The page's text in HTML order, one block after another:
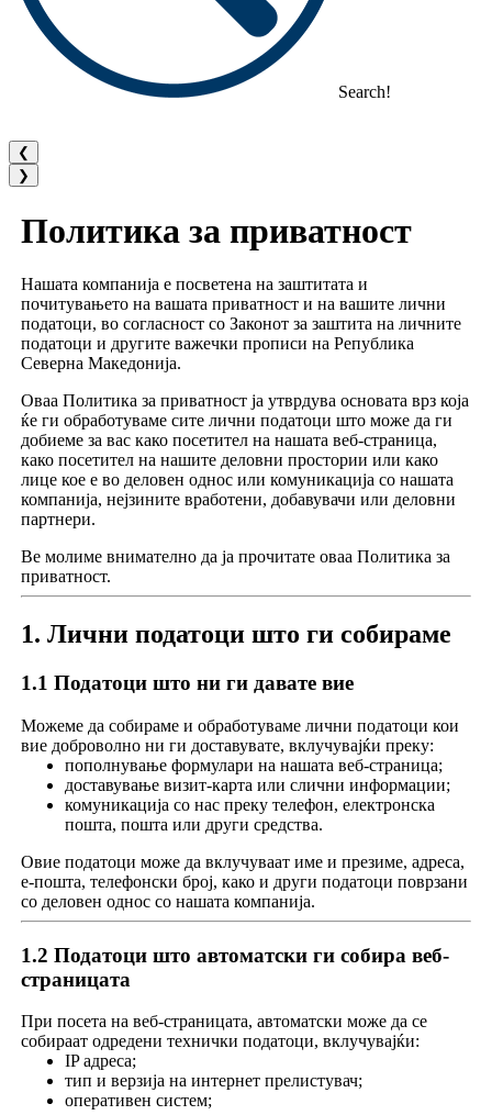
Search!
❮
❯
Политика за приватност
Нашата компанија е посветена на заштитата и
почитувањето на вашата приватност и на вашите лични
податоци, во согласност со Законот за заштита на личните
податоци и другите важечки прописи на Република
Северна Македонија.
Оваа Политика за приватност ја утврдува основата врз која
ќе ги обработуваме сите лични податоци што може да ги
добиеме за вас како посетител на нашата веб-страница,
како посетител на нашите деловни простории или како
лице кое е во деловен однос или комуникација со нашата
компанија, нејзините вработени, добавувачи или деловни
партнери.
Ве молиме внимателно да ја прочитате оваа Политика за
приватност.
1. Лични податоци што ги собираме
1.1 Податоци што ни ги давате вие
Можеме да собираме и обработуваме лични податоци кои
вие доброволно ни ги доставувате, вклучувајќи преку:
пополнување формулари на нашата веб-страница;
доставување визит-карта или слични информации;
комуникација со нас преку телефон, електронска
пошта, пошта или други средства.
Овие податоци може да вклучуваат име и презиме, адреса,
е-пошта, телефонски број, како и други податоци поврзани
со деловен однос со нашата компанија.
1.2 Податоци што автоматски ги собира веб-
страницата
При посета на веб-страницата, автоматски може да се
собираат одредени технички податоци, вклучувајќи:
IP адреса;
тип и верзија на интернет прелистувач;
оперативен систем;